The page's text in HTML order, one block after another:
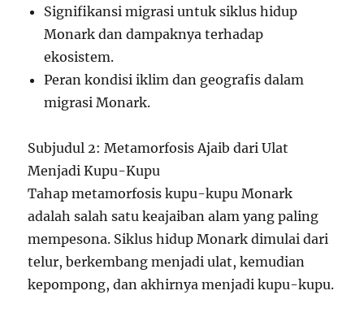
Signifikansi migrasi untuk siklus hidup
Monark dan dampaknya terhadap
ekosistem.
Peran kondisi iklim dan geografis dalam
migrasi Monark.
Subjudul 2: Metamorfosis Ajaib dari Ulat
Menjadi Kupu-Kupu
Tahap metamorfosis kupu-kupu Monark
adalah salah satu keajaiban alam yang paling
mempesona. Siklus hidup Monark dimulai dari
telur, berkembang menjadi ulat, kemudian
kepompong, dan akhirnya menjadi kupu-kupu.